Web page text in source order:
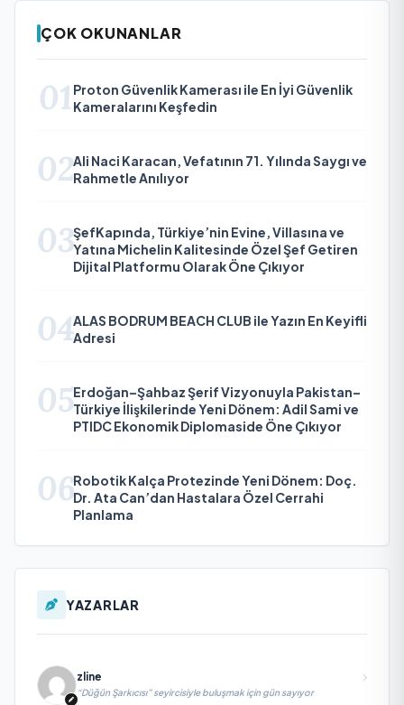
ÇOK OKUNANLAR
01 Proton Güvenlik Kamerası ile En İyi Güvenlik
Kameralarını Keşfedin
02Ali Naci Karacan, Vefatının 71. Yılında Saygı ve
Rahmetle Anılıyor
03ŞefKapında, Türkiye’nin Evine, Villasına ve
Yatına Michelin Kalitesinde Özel Şef Getiren
Dijital Platformu Olarak Öne Çıkıyor
04ALAS BODRUM BEACH CLUB ile Yazın En Keyifli
Adresi
05Erdoğan–Şahbaz Şerif Vizyonuyla Pakistan–
Türkiye İlişkilerinde Yeni Dönem: Adil Sami ve
PTIDC Ekonomik Diplomaside Öne Çıkıyor
06Robotik Kalça Protezinde Yeni Dönem: Doç.
Dr. Ata Can’dan Hastalara Özel Cerrahi
Planlama
YAZARLAR
zline
“Düğün Şarkıcısı” seyircisiyle buluşmak için gün sayıyor